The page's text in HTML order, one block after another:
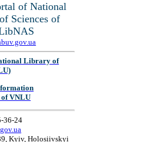
of National
Sciences of
Library of
of VNLU
36-24
Kyiv, Holosiivskyi